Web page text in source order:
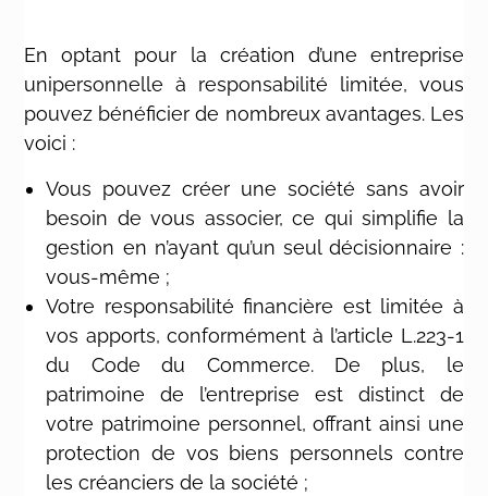
En optant pour la création d’une entreprise
unipersonnelle à responsabilité limitée, vous
pouvez bénéficier de nombreux avantages. Les
voici :
Vous pouvez créer une société sans avoir
besoin de vous associer, ce qui simplifie la
gestion en n’ayant qu’un seul décisionnaire :
vous-même ;
Votre responsabilité financière est limitée à
vos apports, conformément à l’article L.223-1
du Code du Commerce. De plus, le
patrimoine de l’entreprise est distinct de
votre patrimoine personnel, offrant ainsi une
protection de vos biens personnels contre
les créanciers de la société ;